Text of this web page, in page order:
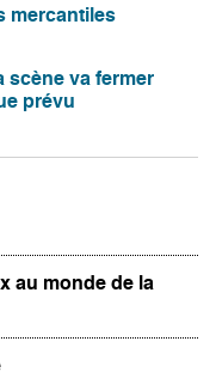
mercantiles
scène va fermer
prévu
au monde de la